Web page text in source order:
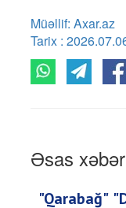
Müəllif: Axar.az
Tarix :
Əsas
"Qarabağ"